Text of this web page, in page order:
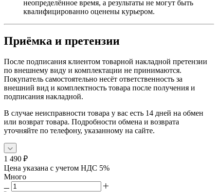
неопределённое время, а результаты не могут быть
квалифицированно оценены курьером.
Приёмка и претензии
После подписания клиентом товарной накладной претензии
по внешнему виду и комплектации не принимаются.
Покупатель самостоятельно несёт ответственность за
внешний вид и комплектность товара после получения и
подписания накладной.
В случае неисправности товара у вас есть 14 дней на обмен
или возврат товара. Подробности обмена и возврата
уточняйте по телефону, указанному на сайте.
1 490 ₽
Цена указана с учетом НДС 5%
Много